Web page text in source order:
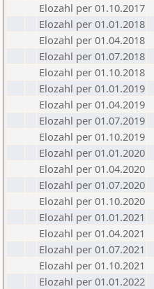
Elozahl per 01.10.2017
Elozahl per 01.01.2018
Elozahl per 01.04.2018
Elozahl per 01.07.2018
Elozahl per 01.10.2018
Elozahl per 01.01.2019
Elozahl per 01.04.2019
Elozahl per 01.07.2019
Elozahl per 01.10.2019
Elozahl per 01.01.2020
Elozahl per 01.04.2020
Elozahl per 01.07.2020
Elozahl per 01.10.2020
Elozahl per 01.01.2021
Elozahl per 01.04.2021
Elozahl per 01.07.2021
Elozahl per 01.10.2021
Elozahl per 01.01.2022